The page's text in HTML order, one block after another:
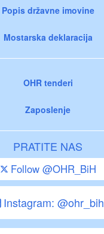
Popis državne imovine
Mostarska deklaracija
OHR tenderi
Zaposlenje
PRATITE NAS
Follow @OHR_BiH
Instagram: @ohr_bih